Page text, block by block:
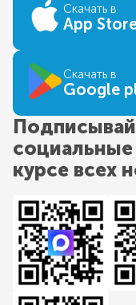
Скачать в
App
Скачать в
Google
социальные
курсе всех